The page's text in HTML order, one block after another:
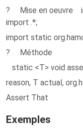
? Mise en oeuvre
import .*;
import static
? Méthode
static <T> void
reason, T actual,
Assert That
Exemples